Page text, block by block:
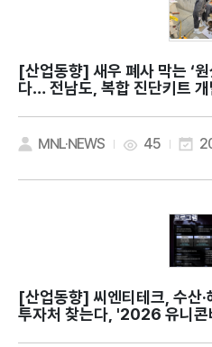
[산업동향]
다… 전남도, 복합 진단키트 개
MNL·NEWS 45
[산업동향]
투자처 찾는다, '2026 유니콘